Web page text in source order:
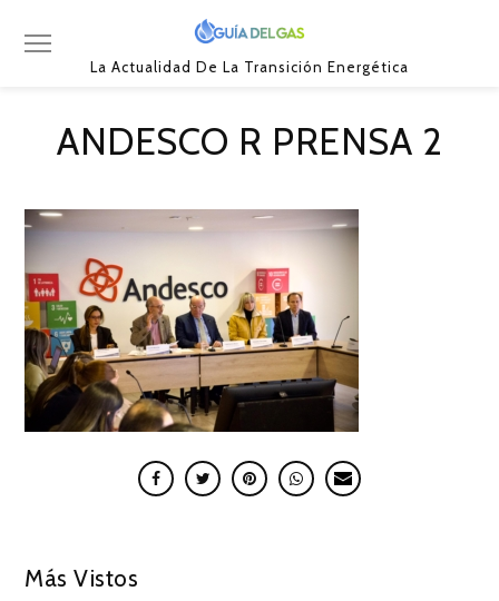
La Actualidad De La Transición Energética
ANDESCO R PRENSA 2
Más Vistos